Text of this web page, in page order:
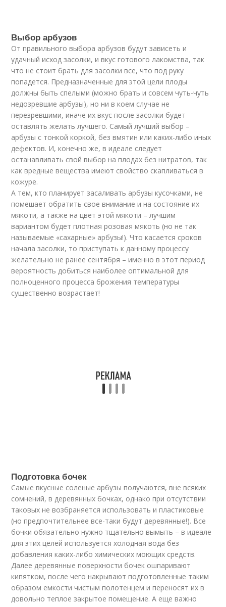
Выбор арбузов
От правильного выбора арбузов будут зависеть и
удачный исход засолки, и вкус готового лакомства, так
что не стоит брать для засолки все, что под руку
попадется. Предназначенные для этой цели плоды
должны быть спелыми (можно брать и совсем чуть-чуть
недозревшие арбузы), но ни в коем случае не
перезревшими, иначе их вкус после засолки будет
оставлять желать лучшего. Самый лучший выбор –
арбузы с тонкой коркой, без вмятин или каких-либо иных
дефектов. И, конечно же, в идеале следует
останавливать свой выбор на плодах без нитратов, так
как вредные вещества имеют свойство скапливаться в
кожуре.
А тем, кто планирует засаливать арбузы кусочками, не
помешает обратить свое внимание и на состояние их
мякоти, а также на цвет этой мякоти – лучшим
вариантом будет плотная розовая мякоть (но не так
называемые «сахарные» арбузы!). Что касается сроков
начала засолки, то приступать к данному процессу
желательно не ранее сентября – именно в этот период
вероятность добиться наиболее оптимальной для
полноценного процесса брожения температуры
существенно возрастает!
Подготовка бочек
Самые вкусные соленые арбузы получаются, вне всяких
сомнений, в деревянных бочках, однако при отсутствии
таковых не возбраняется использовать и пластиковые
(но предпочтительнее все-таки будут деревянные!). Все
бочки обязательно нужно тщательно вымыть – в идеале
для этих целей используется холодная вода без
добавления каких-либо химических моющих средств.
Далее деревянные поверхности бочек ошпаривают
кипятком, после чего накрывают подготовленные таким
образом емкости чистым полотенцем и переносят их в
довольно теплое закрытое помещение. А еще важно